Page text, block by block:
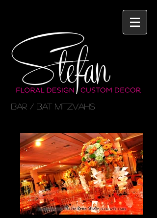
BAR / BAT MITZVAHS